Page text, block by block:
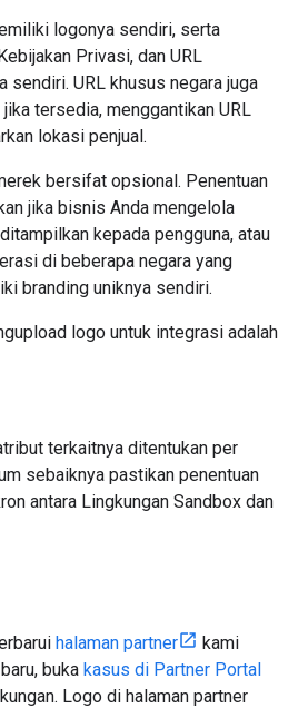
logonya sendiri, serta
Privasi, dan URL
sendiri. URL khusus negara juga
tersedia, menggantikan URL
lokasi penjual.
bersifat opsional. Penentuan
jika bisnis Anda mengelola
kepada pengguna, atau
di beberapa negara yang
branding uniknya sendiri.
logo untuk integrasi adalah
terkaitnya ditentukan per
sebaiknya pastikan penentuan
antara Lingkungan Sandbox dan
halaman partner
kami
buka kasus di Partner Portal
Logo di halaman partner